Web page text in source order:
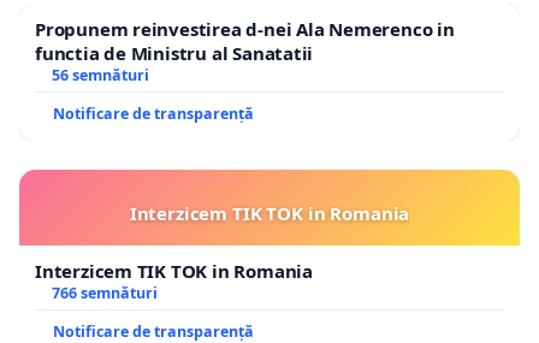
Propunem reinvestirea d-nei Ala Nemerenco in
functia de Ministru al Sanatatii
56 semnături
Notificare de transparență
Interzicem TIK TOK in Romania
Interzicem TIK TOK in Romania
766 semnături
Notificare de transparență